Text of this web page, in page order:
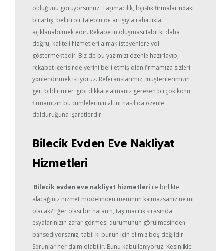
olduğunu görüyorsunuz. Taşımacılık, lojistik firmalarındaki
bu artış, belirli bir talebin de artışıyla rahatlıkla
açıklanabilmektedir. Rekabetin oluşması tabii ki daha
doğru, kaliteli hizmetleri almak isteyenlere yol
göstermektedir. Biz de bu yazımızı özenle hazırlayıp,
rekabet içerisinde yerini belli etmiş olan firmamıza sizleri
yönlendirmek istiyoruz. Referanslarımız, müşterilerimizin
geri bildirimleri gibi dikkate almanız gereken birçok konu,
firmamızın bu cümlelerinin altını nasıl da özenle
dolduruğuna işaretlerdir.
Bilecik Evden Eve Nakliyat
Hizmetleri
Bilecik evden eve nakliyat hizmetleri ile birlikte
alacağınız hizmet modelinden memnun kalmazsanız ne mi
olacak? Eğer olası bir hatanın, taşımacılık sırasında
eşyalarınızın zarar görmesi durumunun görülmesinden
bahsediyorsanız, tabii ki bunun için elimiz boş değildir.
Sorunlar her daim olabilir. Bunu kabulleniyoruz. Kesinlikle